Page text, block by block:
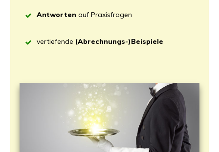
Ant­wor­ten auf Praxisfragen
ver­tie­fen­de (Abrechnungs-)Beispiele